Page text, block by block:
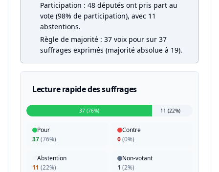
Participation : 48 députés ont pris part au
vote (98% de participation), avec 11
abstentions.
Règle de majorité : 37 voix pour sur 37
suffrages exprimés (majorité absolue à 19).
Lecture rapide des suffrages
37 (76%) 11 (22%)
Pour
37(76%)
Contre
0(0%)
Abstention
11 (22%)
Non-votant
1 (2%)